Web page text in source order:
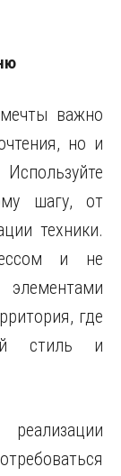
важно
но и
шагу, от
техники.
и не
где
стиль и